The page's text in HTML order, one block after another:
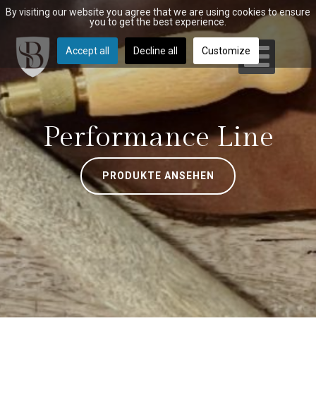
Performance Line
PRODUKTE ANSEHEN
By visiting our website you agree that we are using cookies to ensure
you to get the best experience.
Accept all Decline all Customize